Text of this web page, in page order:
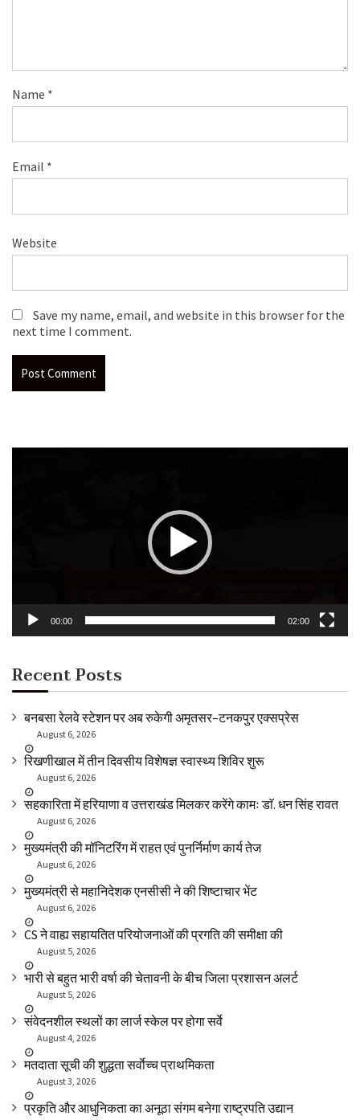
Name *
Email *
Website
Save my name, email, and website in this browser for the
next time I comment.
00:00 02:00
Recent Posts
बनबसा रेलवे स्टेशन पर अब रुकेगी अमृतसर–टनकपुर एक्सप्रेस
August 6, 2026
रिखणीखाल में तीन दिवसीय विशेषज्ञ स्वास्थ्य शिविर शुरू
August 6, 2026
सहकारिता में हरियाणा व उत्तराखंड मिलकर करेंगे कामः डाॅ. धन सिंह रावत
August 6, 2026
मुख्यमंत्री की मॉनिटरिंग में राहत एवं पुनर्निर्माण कार्य तेज
August 6, 2026
मुख्यमंत्री से महानिदेशक एनसीसी ने की शिष्टाचार भेंट
August 6, 2026
CS ने वाह्य सहायतित परियोजनाओं की प्रगति की समीक्षा की
August 5, 2026
भारी से बहुत भारी वर्षा की चेतावनी के बीच जिला प्रशासन अलर्ट
August 5, 2026
संवेदनशील स्थलों का लार्ज स्केल पर होगा सर्वे
August 4, 2026
मतदाता सूची की शुद्धता सर्वाेच्च प्राथमिकता
August 3, 2026
प्रकृति और आधुनिकता का अनूठा संगम बनेगा राष्ट्रपति उद्यान